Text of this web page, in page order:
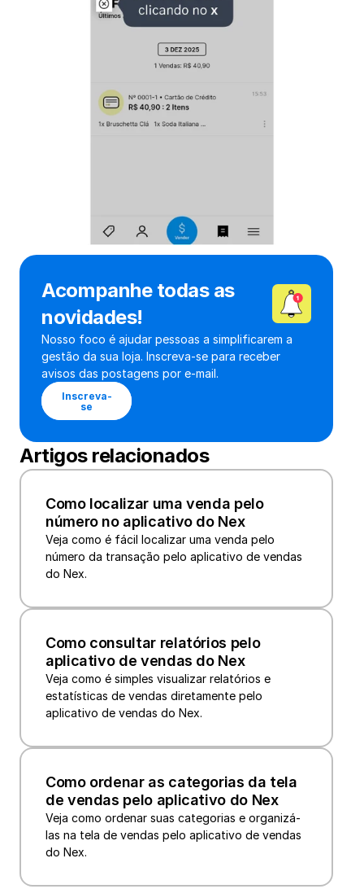
Acompanhe todas as
novidades!
Nosso foco é ajudar pessoas a simplificarem a
gestão da sua loja. Inscreva-se para receber
avisos das postagens por e-mail.
Inscreva-
se
Artigos relacionados
Como localizar uma venda pelo
número no aplicativo do Nex
Veja como é fácil localizar uma venda pelo
número da transação pelo aplicativo de vendas
do Nex.
Como consultar relatórios pelo
aplicativo de vendas do Nex
Veja como é simples visualizar relatórios e
estatísticas de vendas diretamente pelo
aplicativo de vendas do Nex.
Como ordenar as categorias da tela
de vendas pelo aplicativo do Nex
Veja como ordenar suas categorias e organizá-
las na tela de vendas pelo aplicativo de vendas
do Nex.